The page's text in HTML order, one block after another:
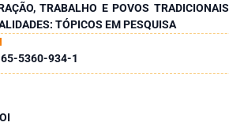
TRABALHO E POVOS
TÓPICOS EM PESQUISA
5360-934-1